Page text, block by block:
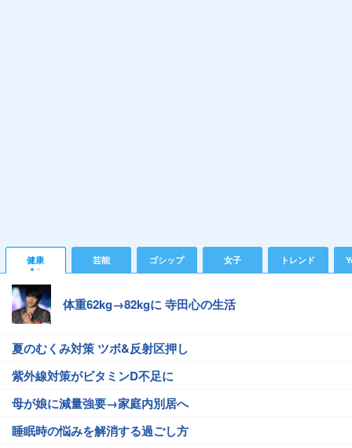
健康 芸能 ゴシップ 女子 トレンド
体重62kg→82kgに 寺田心の生活
夏のむくみ対策 ツボ&反射区押し
紫外線対策がビタミンD不足に
母が娘に減量強要→家庭内別居へ
睡眠時の悩みを解消する過ごし方